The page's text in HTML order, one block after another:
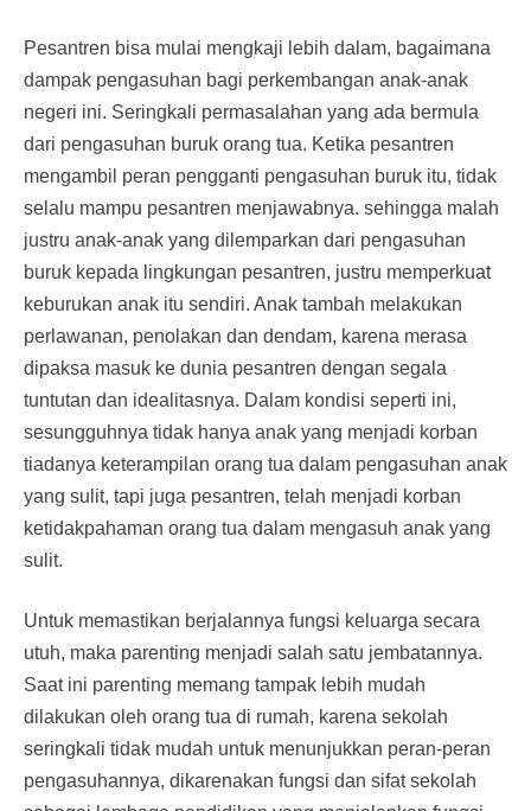
Pesantren bisa mulai mengkaji lebih dalam, bagaimana
dampak pengasuhan bagi perkembangan anak-anak
negeri ini. Seringkali permasalahan yang ada bermula
dari pengasuhan buruk orang tua. Ketika pesantren
mengambil peran pengganti pengasuhan buruk itu, tidak
selalu mampu pesantren menjawabnya. sehingga malah
justru anak-anak yang dilemparkan dari pengasuhan
buruk kepada lingkungan pesantren, justru memperkuat
keburukan anak itu sendiri. Anak tambah melakukan
perlawanan, penolakan dan dendam, karena merasa
dipaksa masuk ke dunia pesantren dengan segala
tuntutan dan idealitasnya. Dalam kondisi seperti ini,
sesungguhnya tidak hanya anak yang menjadi korban
tiadanya keterampilan orang tua dalam pengasuhan anak
yang sulit, tapi juga pesantren, telah menjadi korban
ketidakpahaman orang tua dalam mengasuh anak yang
sulit.
Untuk memastikan berjalannya fungsi keluarga secara
utuh, maka parenting menjadi salah satu jembatannya.
Saat ini parenting memang tampak lebih mudah
dilakukan oleh orang tua di rumah, karena sekolah
seringkali tidak mudah untuk menunjukkan peran-peran
pengasuhannya, dikarenakan fungsi dan sifat sekolah